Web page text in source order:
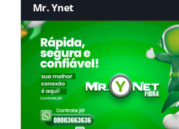
Mr. Ynet